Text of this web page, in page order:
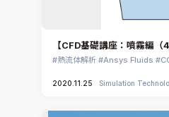
【CFD基礎講座：噴霧編（
熱流体解析 Ansys Fluids
2020.11.25 Simulation